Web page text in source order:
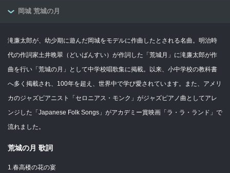
岡城 荒城の月
滝廉太郎が、幼少期に遊んだ岡城をモデルに作曲したとされる名曲。明治時
代の作詞家土井晩翠（どいばんすい）が作詞した「荒城月」に滝廉太郎が作
曲を行い「荒城の月」として中学校唱歌集に掲載。以来、小中学校の教科書
へ多く掲載され、100年を超え、世界中で学び愛されています。また、アメリ
カのジャズピアニスト「セロニアス・モンク」がジャズピアノ曲としてアレ
ンジした「Japanese Folk Songs」がアカデミー賞映画「ラ・ラ・ランド」で
流れました。
荒城の月 歌詞
1.春高楼の花の宴